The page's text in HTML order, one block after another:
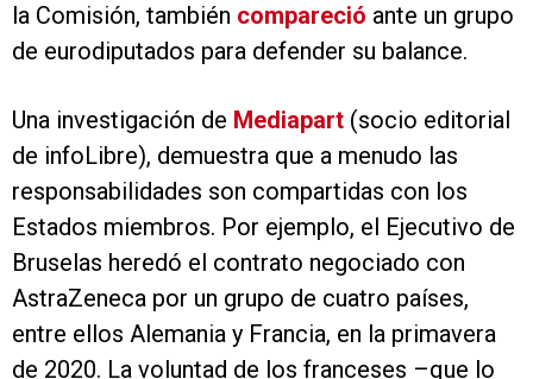
la Comisión, también compareció ante un grupo
de eurodiputados para defender su balance.
Una investigación de Mediapart (socio editorial
de infoLibre), demuestra que a menudo las
responsabilidades son compartidas con los
Estados miembros. Por ejemplo, el Ejecutivo de
Bruselas heredó el contrato negociado con
AstraZeneca por un grupo de cuatro países,
entre ellos Alemania y Francia, en la primavera
de 2020. La voluntad de los franceses –que lo